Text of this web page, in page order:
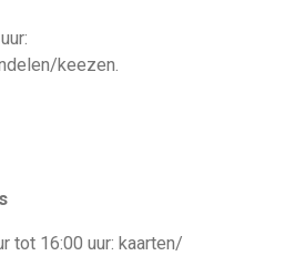
/keezen
tot 16:00 uur: kaarten/